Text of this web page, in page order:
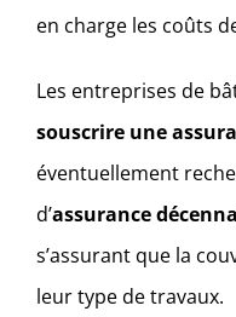
en charge les coûts
Les entreprises de
souscrire une
éventuellement
d’assurance
s’assurant que la
leur type de travaux.